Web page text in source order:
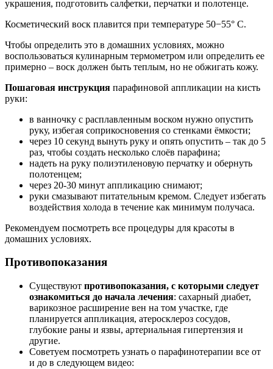
украшения, подготовить салфетки, перчатки и полотенце.
Косметический воск плавится при температуре 50−55° C.
Чтобы определить это в домашних условиях, можно
воспользоваться кулинарным термометром или определить ее
примерно – воск должен быть теплым, но не обжигать кожу.
Пошаговая инструкция парафиновой аппликации на кисть
руки:
в ванночку с расплавленным воском нужно опустить
руку, избегая соприкосновения со стенками ёмкости;
через 10 секунд вынуть руку и опять опустить – так до 5
раз, чтобы создать несколько слоёв парафина;
надеть на руку полиэтиленовую перчатку и обернуть
полотенцем;
через 20-30 минут аппликацию снимают;
руки смазывают питательным кремом. Следует избегать
воздействия холода в течение как минимум получаса.
Рекомендуем посмотреть все процедуры для красоты в
домашних условиях.
Противопоказания
Существуют противопоказания, с которыми следует
ознакомиться до начала лечения: сахарный диабет,
варикозное расширение вен на том участке, где
планируется аппликация, атеросклероз сосудов,
глубокие раны и язвы, артериальная гипертензия и
другие.
Советуем посмотреть узнать о парафинотерапии все от
и до в следующем видео: